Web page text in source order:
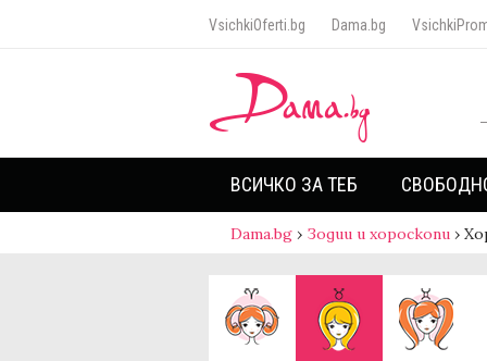
VsichkiOferti.bg Dama.bg
ВСИЧКО ЗА ТЕБ
Dama.bg › Зодии и хороскопи ›